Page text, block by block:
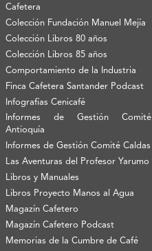
Cafetera
Colección Fundación Manuel Mejía
Colección Libros 80 años
Colección Libros 85 años
Comportamiento de la Industria
Finca Cafetera Santander Podcast
Infografías Cenicafé
Informes de Gestión Comité
Antioquía
Informes de Gestión Comité Caldas
Las Aventuras del Profesor Yarumo
Libros y Manuales
Libros Proyecto Manos al Agua
Magazín Cafetero
Magazín Cafetero Podcast
Memorias de la Cumbre de Café